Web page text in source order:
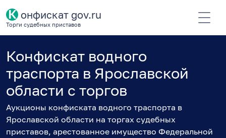
К онфискат gov.ru
Торги судебных приставов
Конфискат водного
траспорта в Ярославской
области с торгов
Аукционы конфиската водного траспорта в
Ярославской области на торгах судебных
приставов, арестованное имущество Федеральной